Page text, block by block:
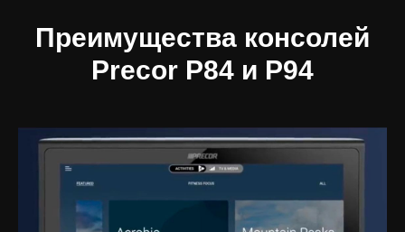
Преимущества консолей
Precor P84 и P94